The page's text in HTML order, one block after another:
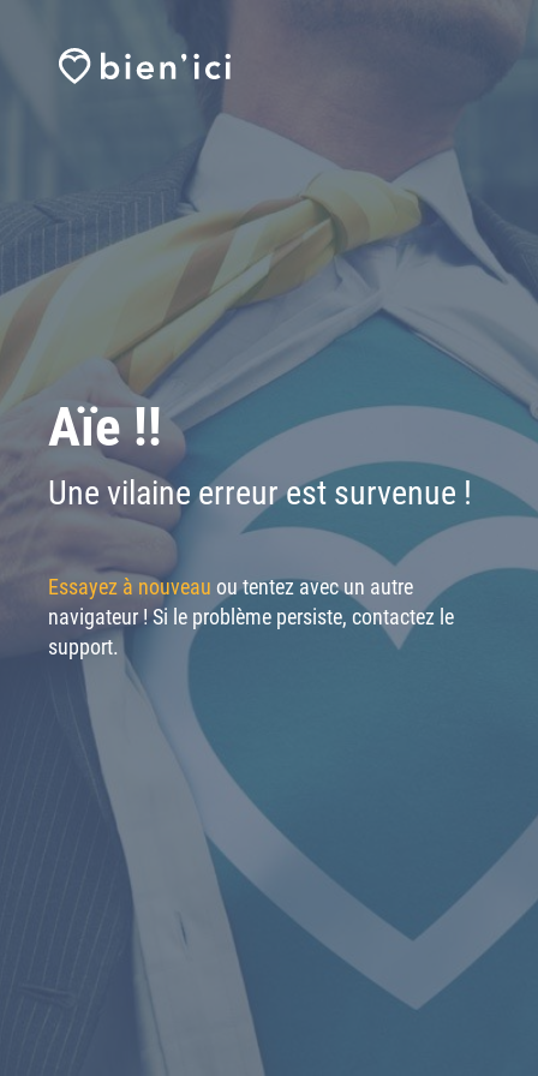
Aïe !!
Une vilaine erreur est survenue !
Essayez à nouveau ou tentez avec un autre
navigateur ! Si le problème persiste, contactez le
support.